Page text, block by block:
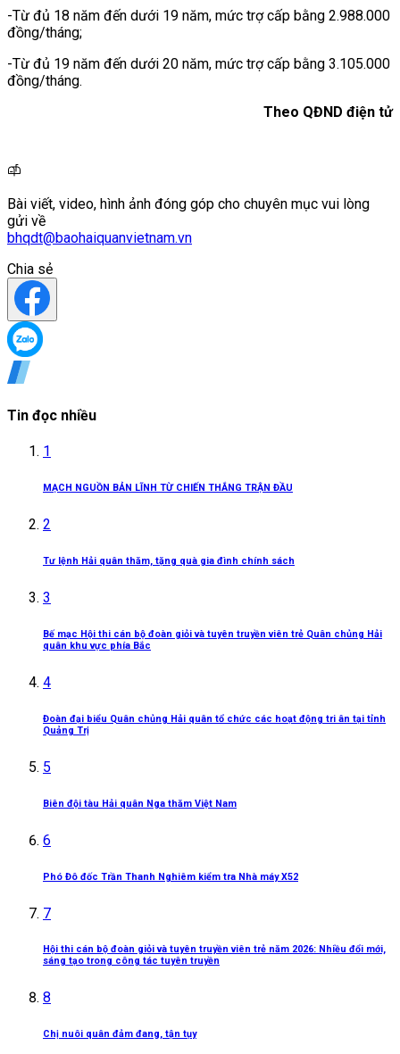
-Từ đủ 18 năm đến dưới 19 năm, mức trợ cấp bằng 2.988.000
đồng/tháng;
-Từ đủ 19 năm đến dưới 20 năm, mức trợ cấp bằng 3.105.000
đồng/tháng.
Theo QĐND điện tử
Bài viết, video, hình ảnh đóng góp cho chuyên mục vui lòng
gửi về
bhqdt@baohaiquanvietnam.vn
Chia sẻ
Tin đọc nhiều
1
MẠCH NGUỒN BẢN LĨNH TỪ CHIẾN THẮNG TRẬN ĐẦU
2
Tư lệnh Hải quân thăm, tặng quà gia đình chính sách
3
Bế mạc Hội thi cán bộ đoàn giỏi và tuyên truyền viên trẻ Quân chủng Hải
quân khu vực phía Bắc
4
Đoàn đại biểu Quân chủng Hải quân tổ chức các hoạt động tri ân tại tỉnh
Quảng Trị
5
Biên đội tàu Hải quân Nga thăm Việt Nam
6
Phó Đô đốc Trần Thanh Nghiêm kiểm tra Nhà máy X52
7
Hội thi cán bộ đoàn giỏi và tuyên truyền viên trẻ năm 2026: Nhiều đổi mới,
sáng tạo trong công tác tuyên truyền
8
Chị nuôi quân đảm đang, tận tụy